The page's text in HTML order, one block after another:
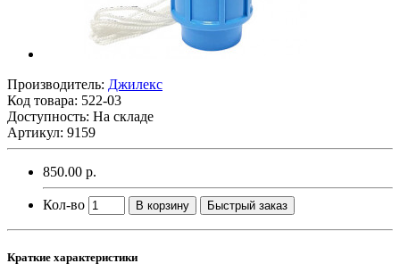
Производитель: Джилекс
Код товара: 522-03
Доступность: На складе
Артикул: 9159
850.00 р.
Кол-во В корзину Быстрый заказ
Краткие характеристики